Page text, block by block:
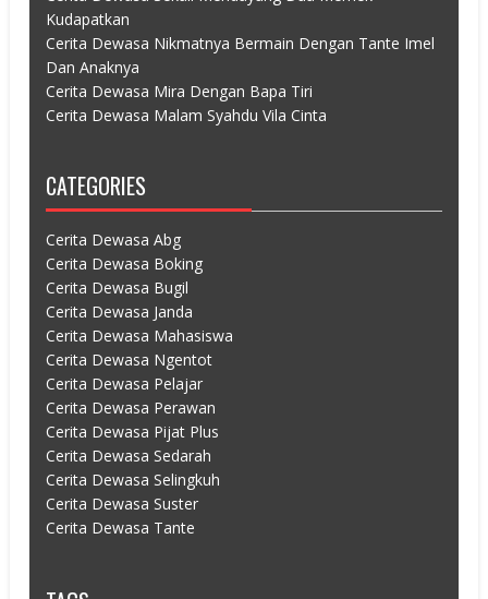
Kudapatkan
Cerita Dewasa Nikmatnya Bermain Dengan Tante Imel
Dan Anaknya
Cerita Dewasa Mira Dengan Bapa Tiri
Cerita Dewasa Malam Syahdu Vila Cinta
CATEGORIES
Cerita Dewasa Abg
Cerita Dewasa Boking
Cerita Dewasa Bugil
Cerita Dewasa Janda
Cerita Dewasa Mahasiswa
Cerita Dewasa Ngentot
Cerita Dewasa Pelajar
Cerita Dewasa Perawan
Cerita Dewasa Pijat Plus
Cerita Dewasa Sedarah
Cerita Dewasa Selingkuh
Cerita Dewasa Suster
Cerita Dewasa Tante